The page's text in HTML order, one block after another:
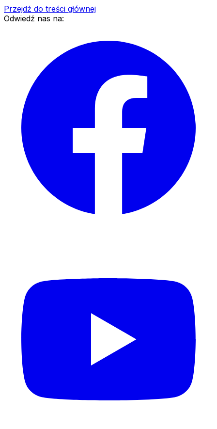
Przejdź do treści głównej
Odwiedź nas na: